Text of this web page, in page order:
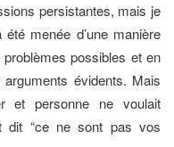
persistantes, mais je
menée d’une manière
possibles et en
évidents. Mais
et personne ne voulait
dit “ce ne sont pas vos